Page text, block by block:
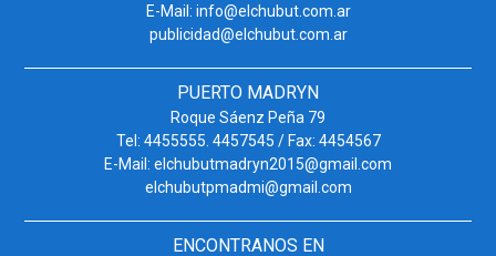
E-Mail: info@elchubut.com.ar
publicidad@elchubut.com.ar
PUERTO MADRYN
Roque Sáenz Peña 79
Tel: 4455555. 4457545 / Fax: 4454567
E-Mail: elchubutmadryn2015@gmail.com
elchubutpmadmi@gmail.com
ENCONTRANOS EN